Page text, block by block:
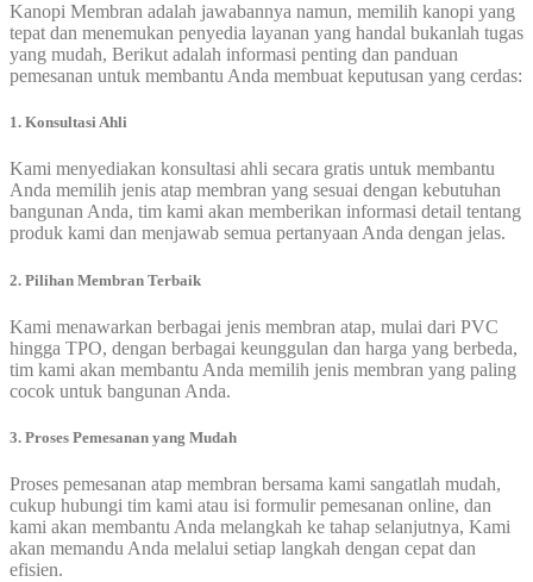
Kanopi Membran adalah jawabannya namun, memilih kanopi yang
tepat dan menemukan penyedia layanan yang handal bukanlah tugas
yang mudah, Berikut adalah informasi penting dan panduan
pemesanan untuk membantu Anda membuat keputusan yang cerdas:
1. Konsultasi Ahli
Kami menyediakan konsultasi ahli secara gratis untuk membantu
Anda memilih jenis atap membran yang sesuai dengan kebutuhan
bangunan Anda, tim kami akan memberikan informasi detail tentang
produk kami dan menjawab semua pertanyaan Anda dengan jelas.
2. Pilihan Membran Terbaik
Kami menawarkan berbagai jenis membran atap, mulai dari PVC
hingga TPO, dengan berbagai keunggulan dan harga yang berbeda,
tim kami akan membantu Anda memilih jenis membran yang paling
cocok untuk bangunan Anda.
3. Proses Pemesanan yang Mudah
Proses pemesanan atap membran bersama kami sangatlah mudah,
cukup hubungi tim kami atau isi formulir pemesanan online, dan
kami akan membantu Anda melangkah ke tahap selanjutnya, Kami
akan memandu Anda melalui setiap langkah dengan cepat dan
efisien.